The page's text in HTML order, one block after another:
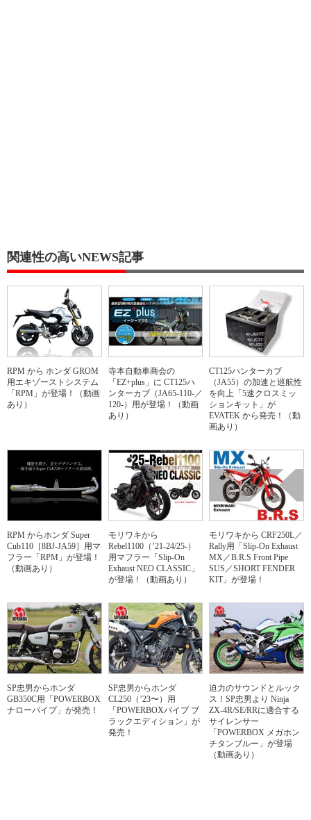
関連性の高いNEWS記事
RPM から ホンダ GROM
用エキゾーストシステム
「RPM」が登場！（動画
あり）
寺本自動車商会の
「EZ+plus」に CT125ハ
ンターカブ（JA65-110-／
120-）用が登場！（動画
あり）
CT125ハンターカブ
（JA55）の加速と巡航性
を向上「5速クロスミッ
ションキット」が
EVATEK から発売！（動
画あり）
RPM からホンダ Super
Cub110［8BJ-JA59］用マ
フラー「RPM」が登場！
（動画あり）
モリワキから
Rebel1100（’21-24/25-）
用マフラー「Slip-On
Exhaust NEO CLASSIC」
が登場！（動画あり）
モリワキから CRF250L／
Rally用「Slip-On Exhaust
MX／B.R.S Front Pipe
SUS／SHORT FENDER
KIT」が登場！
SP忠男からホンダ
GB350C用「POWERBOX
ナローパイプ」が発売！
SP忠男からホンダ
CL250（’23〜）用
「POWERBOXパイプ ブ
ラックエディション」が
発売！
迫力のサウンドとルック
ス！SP忠男より Ninja
ZX-4R/SE/RRに適合する
サイレンサー
「POWERBOX メガホン
チタンブルー」が登場
（動画あり）